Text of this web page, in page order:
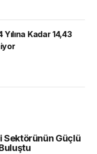
Kadar 14,43
Sektörünün Güçlü